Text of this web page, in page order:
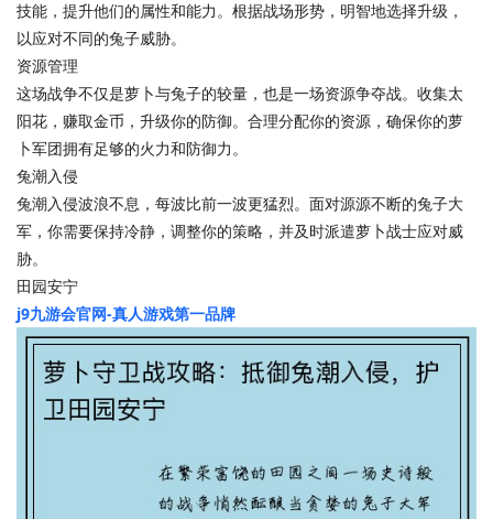
技能，提升他们的属性和能力。根据战场形势，明智地选择升级，
以应对不同的兔子威胁。
资源管理
这场战争不仅是萝卜与兔子的较量，也是一场资源争夺战。收集太
阳花，赚取金币，升级你的防御。合理分配你的资源，确保你的萝
卜军团拥有足够的火力和防御力。
兔潮入侵
兔潮入侵波浪不息，每波比前一波更猛烈。面对源源不断的兔子大
军，你需要保持冷静，调整你的策略，并及时派遣萝卜战士应对威
胁。
田园安宁
j9九游会官网-真人游戏第一品牌